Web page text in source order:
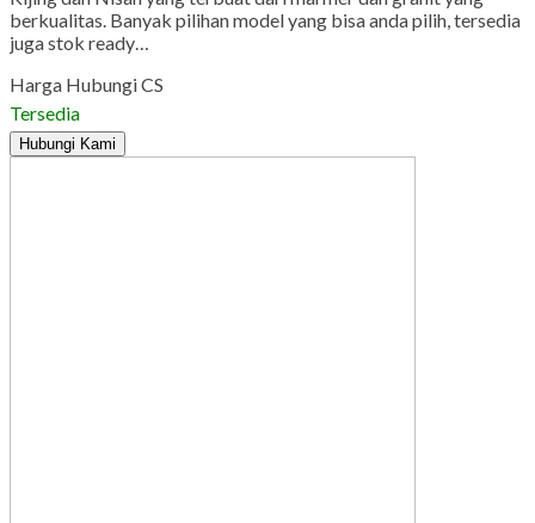
berkualitas. Banyak pilihan model yang bisa anda pilih, tersedia
juga stok ready…
Harga Hubungi CS
Tersedia
Hubungi Kami